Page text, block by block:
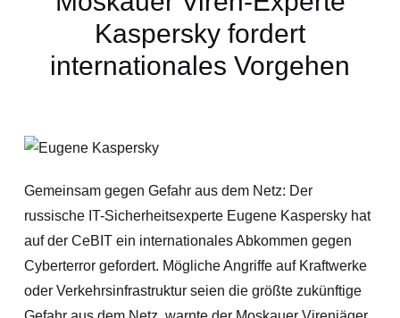
Kaspersky fordert
internationales Vorgehen
Gemeinsam gegen Gefahr aus dem Netz: Der
russische IT-Sicherheitsexperte Eugene Kaspersky hat
auf der CeBIT ein internationales Abkommen gegen
Cyberterror gefordert. Mögliche Angriffe auf Kraftwerke
oder Verkehrsinfrastruktur seien die größte zukünftige